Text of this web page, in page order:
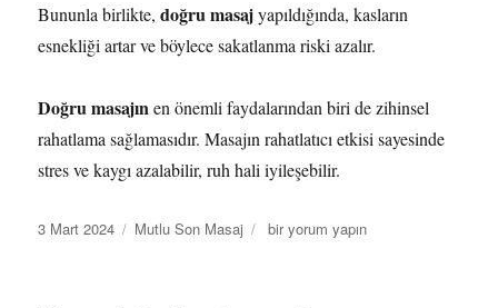
Bununla birlikte,doğru masajyapıldığında, kasların
esnekliği artar ve böylece sakatlanma riski azalır.
Doğru masajınen önemli faydalarından biri de zihinsel
rahatlama sağlamasıdır. Masajın rahatlatıcı etkisi sayesinde
stres ve kaygı azalabilir, ruh hali iyileşebilir.
Yayın
3 Mart 2024 Kategoriler
Mutlu Son Masaj
Masajın
bir yorum yapın